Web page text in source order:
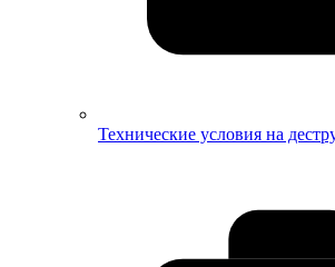
Технические условия на